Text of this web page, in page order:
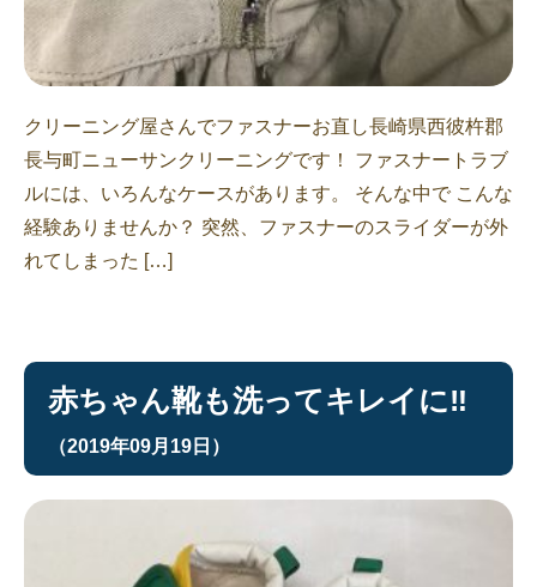
クリーニング屋さんでファスナーお直し長崎県西彼杵郡
長与町ニューサンクリーニングです！ ファスナートラブ
ルには、いろんなケースがあります。 そんな中で こんな
経験ありませんか？ 突然、ファスナーのスライダーが外
れてしまった […]
赤ちゃん靴も洗ってキレイに‼︎
（2019年09月19日）